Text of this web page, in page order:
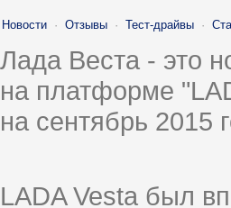
Новости · Отзывы · Тест-драйвы ·
Лада Веста - это
на платформе
на сентябрь 2015
LADA Vesta был